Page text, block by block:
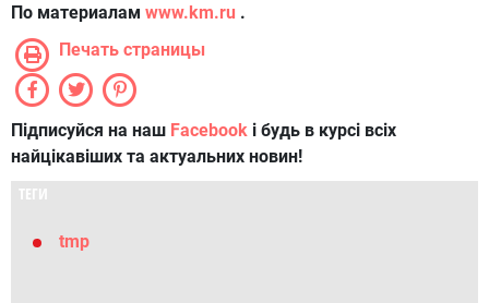
По материалам www.km.ru .
Печать страницы
Підписуйся на наш Facebook і будь в курсі всіх
найцікавіших та актуальних новин!
ТЕГИ
tmp